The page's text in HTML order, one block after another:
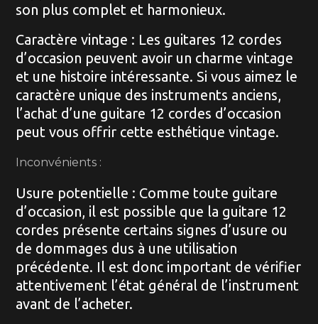
son plus complet et harmonieux.
Caractère vintage : Les guitares 12 cordes
d’occasion peuvent avoir un charme vintage
et une histoire intéressante. Si vous aimez le
caractère unique des instruments anciens,
l’achat d’une guitare 12 cordes d’occasion
peut vous offrir cette esthétique vintage.
Inconvénients :
Usure potentielle : Comme toute guitare
d’occasion, il est possible que la guitare 12
cordes présente certains signes d’usure ou
de dommages dus à une utilisation
précédente. Il est donc important de vérifier
attentivement l’état général de l’instrument
avant de l’acheter.